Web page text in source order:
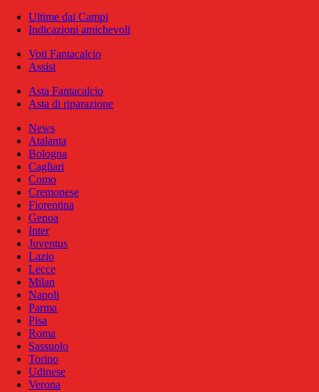
Ultime dai Campi
Indicazioni amichevoli
Voti Fantacalcio
Assist
Asta Fantacalcio
Asta di riparazione
News
Atalanta
Bologna
Cagliari
Como
Cremonese
Fiorentina
Genoa
Inter
Juventus
Lazio
Lecce
Milan
Napoli
Parma
Pisa
Roma
Sassuolo
Torino
Udinese
Verona